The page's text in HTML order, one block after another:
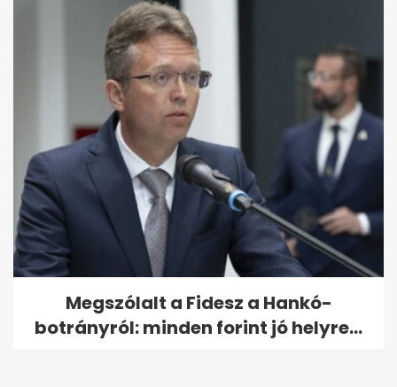
Megszólalt a Fidesz a Hankó-
botrányról: minden forint jó helyre...